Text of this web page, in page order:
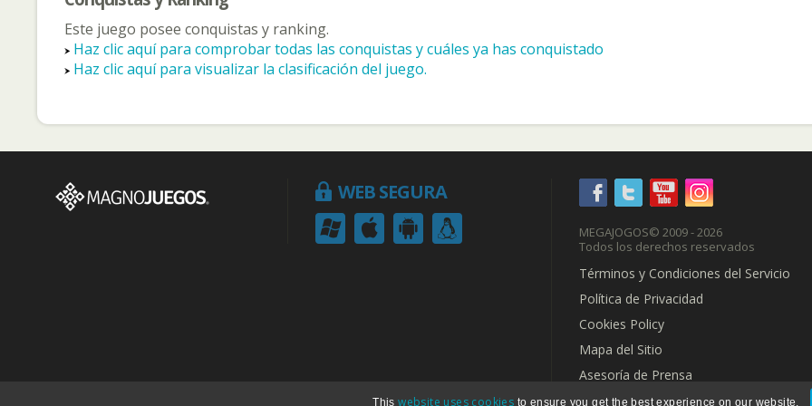
Este juego posee conquistas y ranking.
Haz clic aquí para comprobar todas las conquistas y cuáles ya has conquistado
Haz clic aquí para visualizar la clasificación del juego.
WEB SEGURA
MEGAJOGOS© 2009 - 2026
Todos los derechos reservados
Términos y Condiciones del Servicio
Política de Privacidad
Cookies Policy
Mapa del Sitio
Asesoría de Prensa
Thiswebsite uses cookies to ensure you get the best experience on our website.